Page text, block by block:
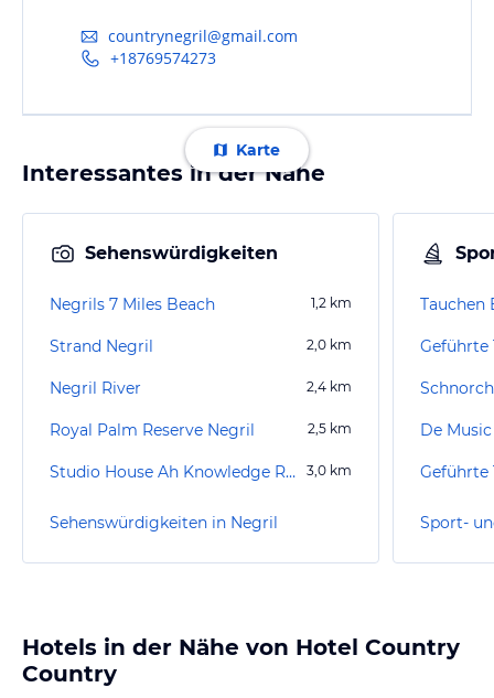
countrynegril@gmail.com
+18769574273
Karte
Interessantes in der Nähe
Sehenswürdigkeiten
Negrils 7 Miles Beach 1,2 km
Strand Negril 2,0 km
Negril River 2,4 km
Royal Palm Reserve Negril 2,5 km
Studio House Ah Knowledge Records 3,0 km
Sehenswürdigkeiten in Negril
Tauchen
Sport-
Hotels in der Nähe von Hotel Country
Country